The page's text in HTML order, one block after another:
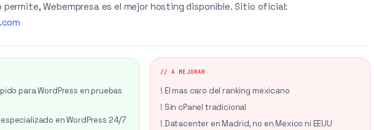
permite, Webempresa es el mejor hosting disponible. Sitio oficial:
para WordPress en pruebas
en WordPress 24/7
// A MEJORAR
! El mas caro del ranking mexicano
! Sin cPanel tradicional
! Datacenter en Madrid, no en Mexico ni EEUU